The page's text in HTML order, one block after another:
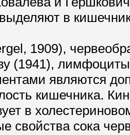
в
1909),
(1941),
являются
кишечника.
в
свойства сока